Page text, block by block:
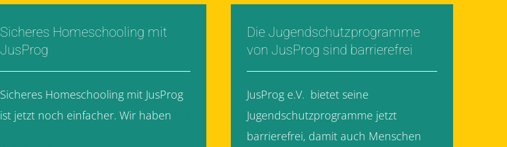
Sicheres Homeschooling mit
JusProg
Sicheres Homeschooling mit JusProg
ist jetzt noch einfacher. Wir haben
Die Jugendschutzprogramme
von JusProg sind barrierefrei
JusProg e.V. bietet seine
Jugendschutzprogramme jetzt
barrierefrei, damit auch Menschen